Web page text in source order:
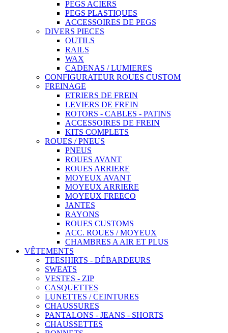
PEGS ACIERS
PEGS PLASTIQUES
ACCESSOIRES DE PEGS
DIVERS PIECES
OUTILS
RAILS
WAX
CADENAS / LUMIERES
CONFIGURATEUR ROUES CUSTOM
FREINAGE
ETRIERS DE FREIN
LEVIERS DE FREIN
ROTORS - CABLES - PATINS
ACCESSOIRES DE FREIN
KITS COMPLETS
ROUES / PNEUS
PNEUS
ROUES AVANT
ROUES ARRIERE
MOYEUX AVANT
MOYEUX ARRIERE
MOYEUX FREECO
JANTES
RAYONS
ROUES CUSTOMS
ACC. ROUES / MOYEUX
CHAMBRES A AIR ET PLUS
VÊTEMENTS
TEESHIRTS - DÉBARDEURS
SWEATS
VESTES - ZIP
CASQUETTES
LUNETTES / CEINTURES
CHAUSSURES
PANTALONS - JEANS - SHORTS
CHAUSSETTES